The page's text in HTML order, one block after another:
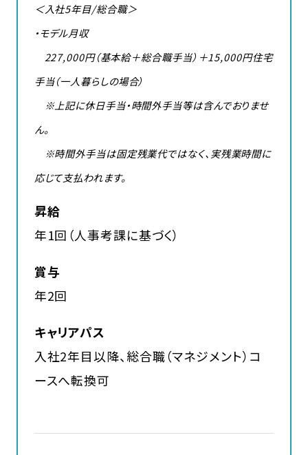
＜入社5年目/総合職＞
・モデル月収
227,000円（基本給＋総合職手当）＋15,000円住宅
手当（一人暮らしの場合）
※上記に休日手当・時間外手当等は含んでおりませ
ん。
※時間外手当は固定残業代ではなく、実残業時間に
応じて支払われます。
昇給
年1回（人事考課に基づく）
賞与
年2回
キャリアパス
入社2年目以降、総合職（マネジメント）コ
ースへ転換可